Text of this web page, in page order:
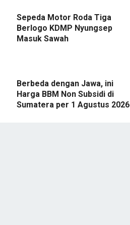
Sepeda Motor Roda Tiga
Berlogo KDMP Nyungsep
Masuk Sawah
Berbeda dengan Jawa, ini
Harga BBM Non Subsidi di
Sumatera per 1 Agustus 2026